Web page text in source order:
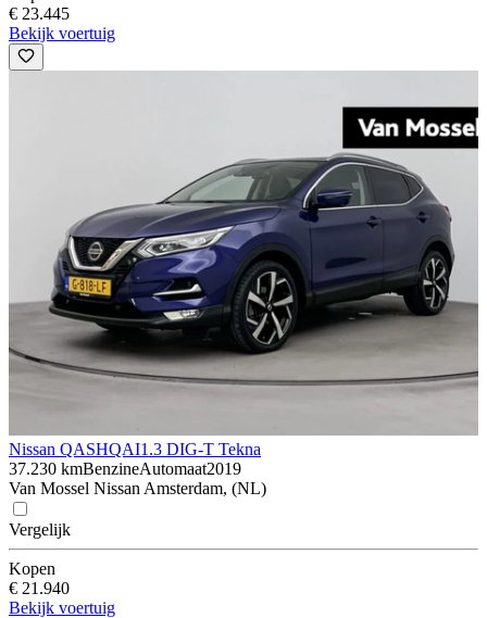
€ 23.445
Bekijk voertuig
Nissan QASHQAI1.3 DIG-T Tekna
37.230 kmBenzineAutomaat2019
Van Mossel Nissan Amsterdam, (NL)
Vergelijk
Kopen
€ 21.940
Bekijk voertuig